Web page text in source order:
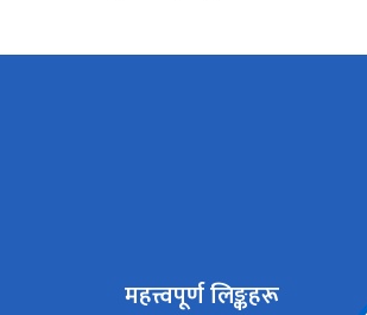
महत्त्वपूर्ण लिङ्कहरू